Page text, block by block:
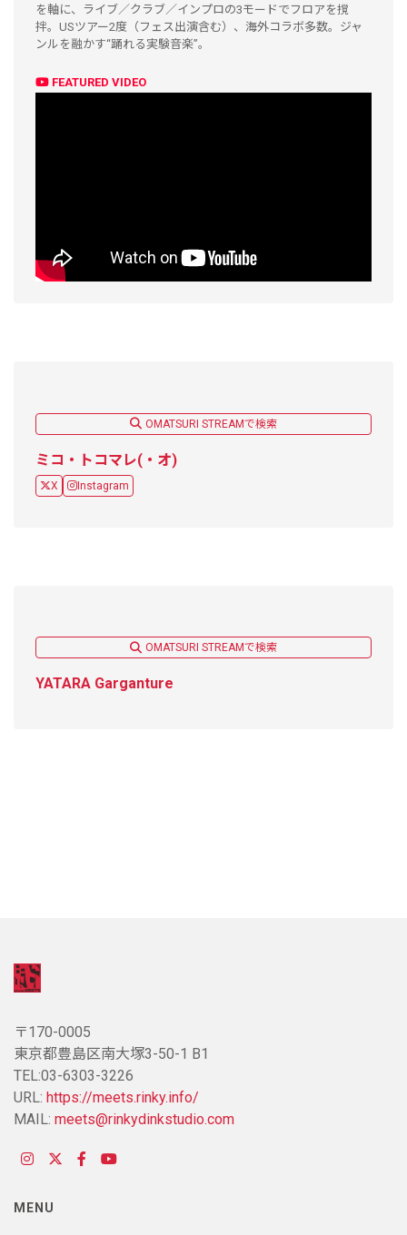
を軸に、ライブ／クラブ／インプロの3モードでフロアを撹
拌。USツアー2度（フェス出演含む）、海外コラボ多数。ジャ
ンルを融かす“踊れる実験音楽”。
FEATURED VIDEO
OMATSURI STREAMで検索
ミコ・トコマレ(・オ)
X Instagram
OMATSURI STREAMで検索
YATARA Garganture
〒170-0005
東京都豊島区南大塚3-50-1 B1
TEL:03-6303-3226
URL: https://meets.rinky.info/
MAIL: meets@rinkydinkstudio.com
MENU